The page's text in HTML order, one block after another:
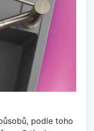
podle toho